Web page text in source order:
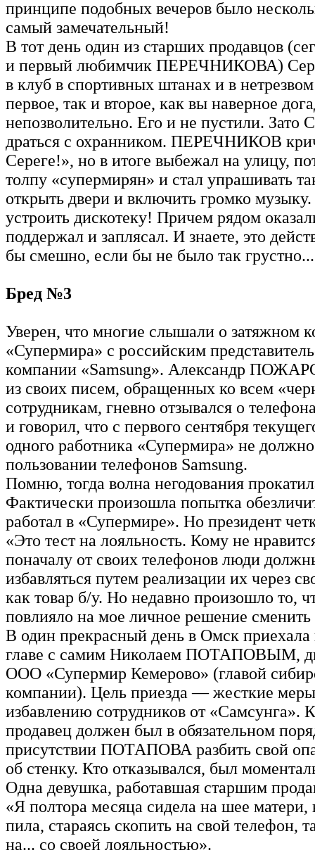
принципе подобных вечеров было
самый замечательный!
В тот день один из старших продавцов
и первый любимчик ПЕРЕЧНИКОВА)
в клуб в спортивных штанах и в
первое, так и второе, как вы наверное
непозволительно. Его и не пустили. Зато
драться с охранником. ПЕРЕЧНИКОВ
Сереге!», но в итоге выбежал на улицу,
толпу «супермирян» и стал упрашивать
открыть двери и включить громко
устроить дискотеку! Причем рядом
поддержал и заплясал. И знаете, это
бы смешно, если бы не было так грустно...
Бред №3
Уверен, что многие слышали о затяжном
«Супермира» с российским
компании «Samsung». Александр
из своих писем, обращенных ко всем
сотрудникам, гневно отзывался о
и говорил, что с первого сентября
одного работника «Супермира» не
пользовании телефонов Samsung.
Помню, тогда волна негодования
Фактически произошла попытка
работал в «Супермире». Но президент
«Это тест на лояльность. Кому не
поначалу от своих телефонов люди
избавляться путем реализации их через
как товар б/у. Но недавно произошло то,
повлияло на мое личное решение
В один прекрасный день в Омск приехала
главе с самим Николаем ПОТАПОВЫМ,
ООО «Супермир Кемерово» (главой
компании). Цель приезда — жесткие
избавлению сотрудников от «Самсунга».
продавец должен был в обязательном
присутствии ПОТАПОВА разбить свой
об стенку. Кто отказывался, был
Одна девушка, работавшая старшим
«Я полтора месяца сидела на шее матери,
пила, стараясь скопить на свой телефон,
на... со своей лояльностью».